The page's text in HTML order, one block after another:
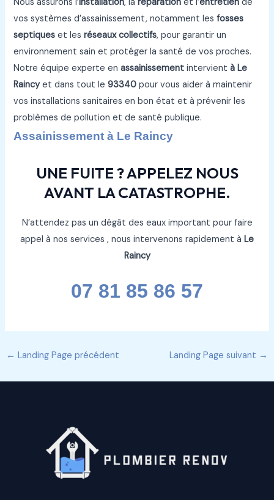
vos systèmes d’assainissement, notamment lesfosses
septiques et lesréseaux collectifs, pour garantir un
environnement sain et protéger la santé de vos proches.
Notre équipe experte enassainissement intervientà Le
Raincyet dans tout le93340 pour vous aider à maintenir
vos installations sanitaires en bon état et à prévenir les
problèmes de pollution et de santé publique.
Assainissement à Le Raincy
UNE FUITE ? APPELEZ NOUS
AVANT LA CATASTROPHE.
N’attendez pas un dégât des eaux important pour faire
appel à nos services , nous intervenons rapidement à Le
Raincy
07 81 85 86 57
← Landing Page précédent Landing Page suivant →